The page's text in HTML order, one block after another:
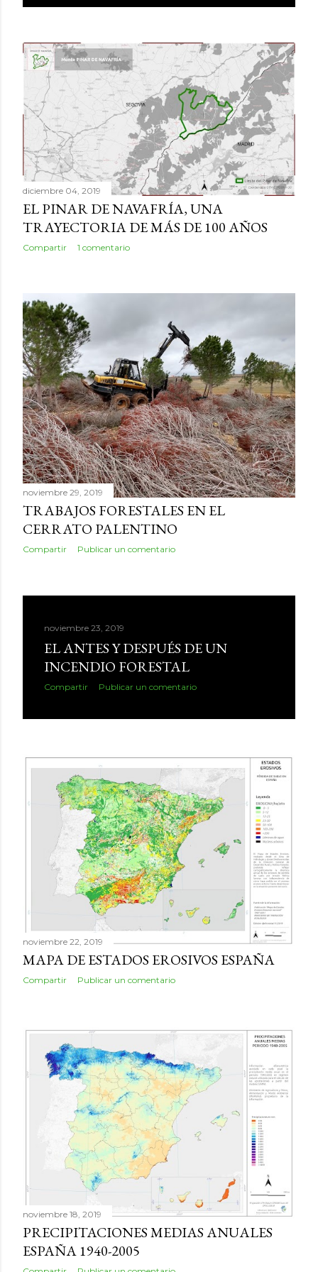
diciembre 04, 2019
EL PINAR DE NAVAFRÍA, UNA
TRAYECTORIA DE MÁS DE 100 AÑOS
Compartir 1 comentario
noviembre 29, 2019
TRABAJOS FORESTALES EN EL
CERRATO PALENTINO
Compartir Publicar un comentario
noviembre 23, 2019
EL ANTES Y DESPUÉS DE UN
INCENDIO FORESTAL
Compartir Publicar un comentario
noviembre 22, 2019
MAPA DE ESTADOS EROSIVOS ESPAÑA
Compartir Publicar un comentario
noviembre 18, 2019
PRECIPITACIONES MEDIAS ANUALES
ESPAÑA 1940-2005